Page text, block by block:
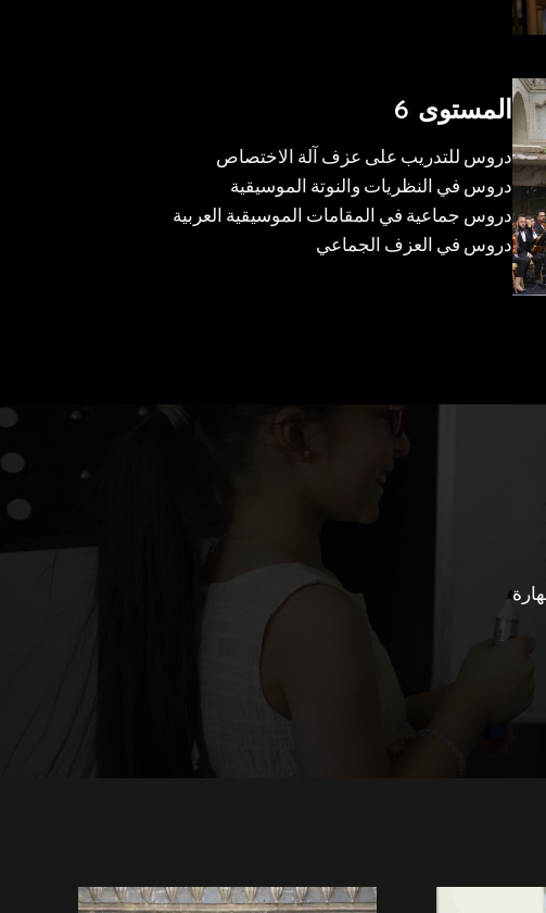
المستوى 6
دروس للتدريب على عزف آلة الاختصاص
دروس في النظريات والنوتة الموسيقية
دروس جماعية في المقامات الموسيقية العربية
دروس في العزف الجماعي